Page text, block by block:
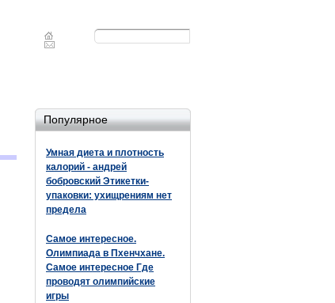
Форма
Поиск
Популярное
Умная диета и плотность
калорий - андрей
бобровский Этикетки-
упаковки: ухищрениям нет
предела
Самое интересное.
Олимпиада в Пхенчхане.
Самое интересное Где
проводят олимпийские
игры